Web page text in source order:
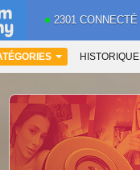
2301 CONNECTÉ
HISTORIQUE